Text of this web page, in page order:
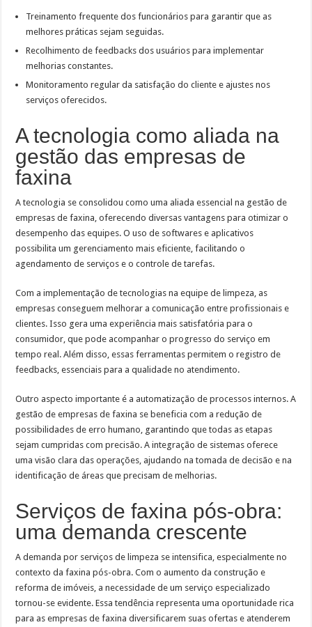
Treinamento frequente dos funcionários para garantir que as
melhores práticas sejam seguidas.
Recolhimento de feedbacks dos usuários para implementar
melhorias constantes.
Monitoramento regular da satisfação do cliente e ajustes nos
serviços oferecidos.
A tecnologia como aliada na
gestão das empresas de
faxina
A tecnologia se consolidou como uma aliada essencial na gestão de
empresas de faxina, oferecendo diversas vantagens para otimizar o
desempenho das equipes. O uso de softwares e aplicativos
possibilita um gerenciamento mais eficiente, facilitando o
agendamento de serviços e o controle de tarefas.
Com a implementação de tecnologias na equipe de limpeza, as
empresas conseguem melhorar a comunicação entre profissionais e
clientes. Isso gera uma experiência mais satisfatória para o
consumidor, que pode acompanhar o progresso do serviço em
tempo real. Além disso, essas ferramentas permitem o registro de
feedbacks, essenciais para a qualidade no atendimento.
Outro aspecto importante é a automatização de processos internos. A
gestão de empresas de faxina se beneficia com a redução de
possibilidades de erro humano, garantindo que todas as etapas
sejam cumpridas com precisão. A integração de sistemas oferece
uma visão clara das operações, ajudando na tomada de decisão e na
identificação de áreas que precisam de melhorias.
Serviços de faxina pós-obra:
uma demanda crescente
A demanda por serviços de limpeza se intensifica, especialmente no
contexto da faxina pós-obra. Com o aumento da construção e
reforma de imóveis, a necessidade de um serviço especializado
tornou-se evidente. Essa tendência representa uma oportunidade rica
para as empresas de faxina diversificarem suas ofertas e atenderem